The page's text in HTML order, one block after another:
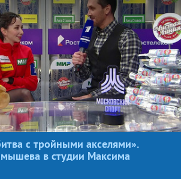
с тройными акселями».
в студии Максима